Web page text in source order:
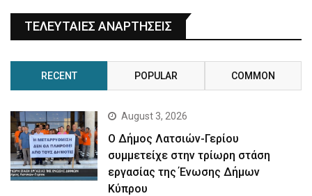
ΤΕΛΕΥΤΑΙΕΣ ΑΝΑΡΤΗΣΕΙΣ
RECENT POPULAR COMMON
August 3, 2026
Ο Δήμος Λατσιών-Γερίου
συμμετείχε στην τρίωρη στάση
εργασίας της Ένωσης Δήμων
Κύπρου